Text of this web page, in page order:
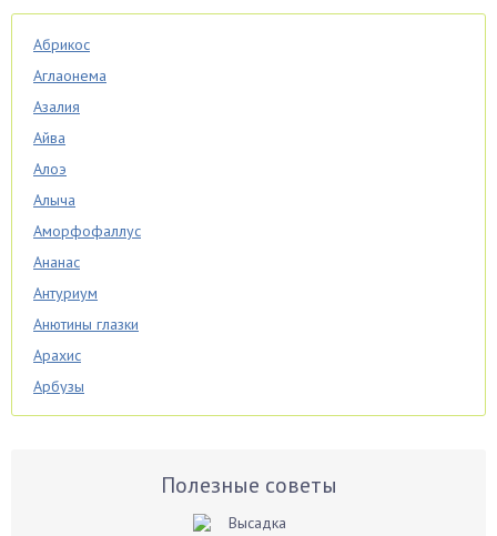
Абрикос
Аглаонема
Азалия
Айва
Алоэ
Алыча
Аморфофаллус
Ананас
Антуриум
Анютины глазки
Арахис
Арбузы
Аспарагус
Полезные советы